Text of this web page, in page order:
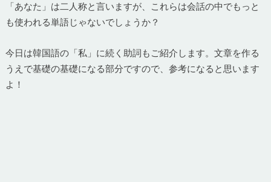
「あなた」は二人称と言いますが、これらは会話の中でもっと
も使われる単語じゃないでしょうか？
今日は韓国語の「私」に続く助詞もご紹介します。文章を作る
うえで基礎の基礎になる部分ですので、参考になると思います
よ！